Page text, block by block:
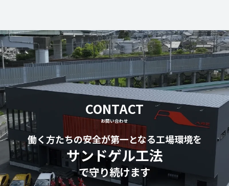
CONTACT
お問い合わせ
働く方たちの安全が第一となる工場環境を
サンドゲル工法
で守り続けます